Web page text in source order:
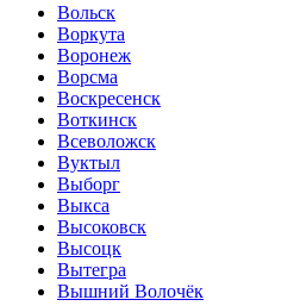
Вольск
Воркута
Воронеж
Ворсма
Воскресенск
Воткинск
Всеволожск
Вуктыл
Выборг
Выкса
Высоковск
Высоцк
Вытегра
Вышний Волочёк